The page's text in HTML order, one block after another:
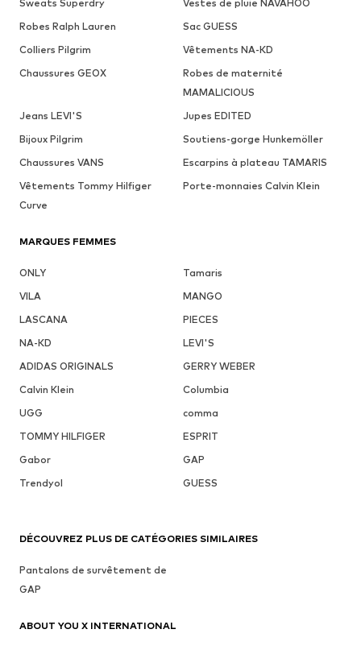
Sweats Superdry
Vestes de pluie NAVAHOO
Robes Ralph Lauren
Sac GUESS
Colliers Pilgrim
Vêtements NA-KD
Chaussures GEOX
Robes de maternité
MAMALICIOUS
Jeans LEVI'S
Jupes EDITED
Bijoux Pilgrim
Soutiens-gorge Hunkemöller
Chaussures VANS
Escarpins à plateau TAMARIS
Vêtements Tommy Hilfiger
Curve
Porte-monnaies Calvin Klein
MARQUES FEMMES
ONLY
Tamaris
VILA
MANGO
LASCANA
PIECES
NA-KD
LEVI'S
ADIDAS ORIGINALS
GERRY WEBER
Calvin Klein
Columbia
UGG
comma
TOMMY HILFIGER
ESPRIT
Gabor
GAP
Trendyol
GUESS
DÉCOUVREZ PLUS DE CATÉGORIES SIMILAIRES
Pantalons de survêtement de
GAP
ABOUT YOU X INTERNATIONAL